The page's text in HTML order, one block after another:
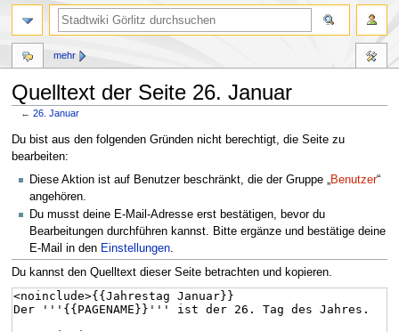
Quelltext der Seite 26. Januar
←26. Januar
Zur
Navigation
springen
Zur
Suche
springen
Du bist aus den folgenden Gründen nicht berechtigt, die Seite zu
bearbeiten:
Diese Aktion ist auf Benutzer beschränkt, die der Gruppe „
Benutzer“
angehören.
Du musst deine E-Mail-Adresse erst bestätigen, bevor du
Bearbeitungen durchführen kannst. Bitte ergänze und bestätige deine
E-Mail in den Einstellungen
Du kannst den Quelltext dieser Seite betrachten und kopieren.
mehr